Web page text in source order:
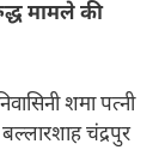
मामले की
शमा पत्नी
चंद्रपुर